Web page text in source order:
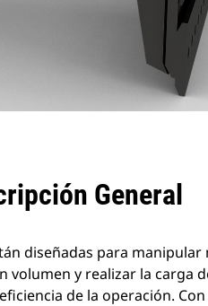
General
diseñadas para
y realizar la carga
de la operación.